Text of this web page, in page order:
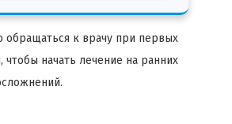
обращаться к врачу при первых
начать лечение на ранних